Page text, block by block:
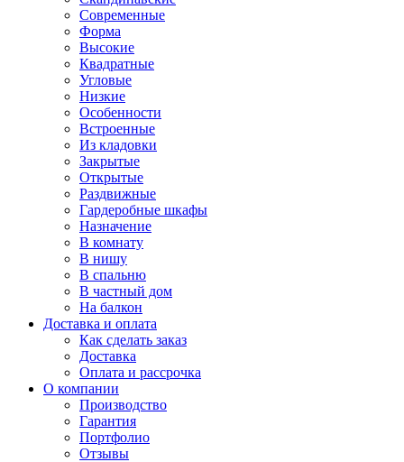
Современные
Форма
Высокие
Квадратные
Угловые
Низкие
Особенности
Встроенные
Из кладовки
Закрытые
Открытые
Раздвижные
Гардеробные шкафы
Назначение
В комнату
В нишу
В спальню
В частный дом
На балкон
Доставка и оплата
Как сделать заказ
Доставка
Оплата и рассрочка
О компании
Производство
Гарантия
Портфолио
Отзывы